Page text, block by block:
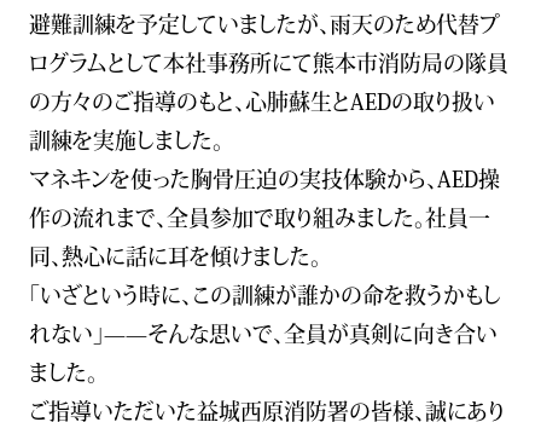
研究所&品質管理
高瀬式14回転ハウス
DX戦略
会社概要
採用情報
IR情報
避難訓練を予定していましたが、雨天のため代替プ
ログラムとして本社事務所にて熊本市消防局の隊員
の方々のご指導のもと、心肺蘇生とAEDの取り扱い
訓練を実施しました。
マネキンを使った胸骨圧迫の実技体験から、AED操
作の流れまで、全員参加で取り組みました。社員一
同、熱心に話に耳を傾けました。
「いざという時に、この訓練が誰かの命を救うかもし
れない」——そんな思いで、全員が真剣に向き合い
ました。
ご指導いただいた益城西原消防署の皆様、誠にあり